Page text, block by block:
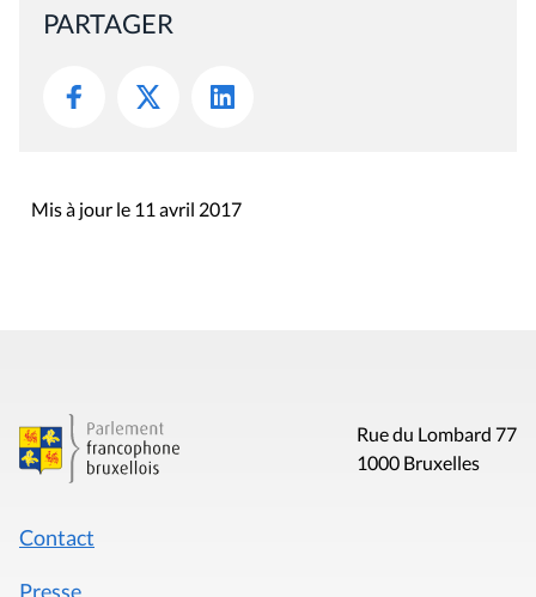
PARTAGER
Mis à jour le 11 avril 2017
Rue du Lombard 77
1000 Bruxelles
Contact
Presse